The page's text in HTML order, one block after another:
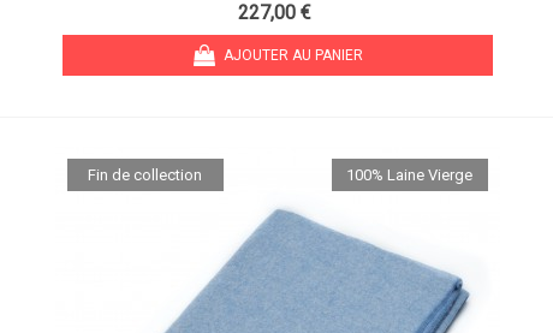
227,00 €
AJOUTER AU PANIER
100% Laine Vierge
Fin de collection